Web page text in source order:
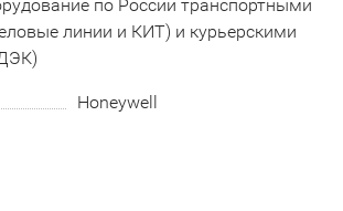
по России транспортными
линии и КИТ) и курьерскими
Honeywell